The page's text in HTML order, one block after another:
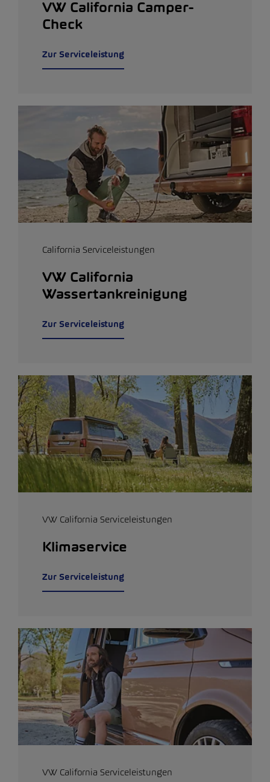
VW California Camper-
Check
Zur Serviceleistung
California Serviceleistungen
VW California
Wassertankreinigung
Zur Serviceleistung
VW California Serviceleistungen
Klimaservice
Zur Serviceleistung
VW California Serviceleistungen